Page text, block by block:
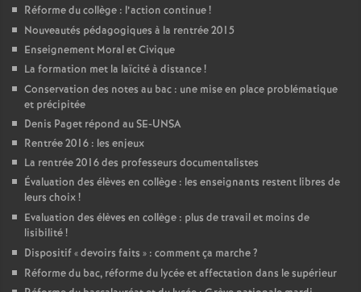
Réforme du collège : l’action continue!
Nouveautés pédagogiques à la rentrée 2015
Enseignement Moral et Civique
La formation met la laïcité à distance!
Conservation des notes au bac : une mise en place problématique
et précipitée
Denis Paget répond au SE-UNSA
Rentrée 2016 : les enjeux
La rentrée 2016 des professeurs documentalistes
Évaluation des élèves en collège : les enseignants restent libres de
leurs choix!
Evaluation des élèves en collège : plus de travail et moins de
lisibilité!
Dispositif «devoirs faits » : comment ça marche?
Réforme du bac, réforme du lycée et affectation dans le supérieur